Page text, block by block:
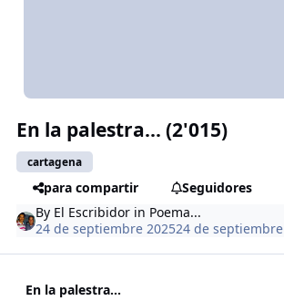
En la palestra... (2'015)
cartagena
para compartir
Seguidores
By El Escribidor in Poema...
24 de septiembre 202524 de septiembre
En la palestra...